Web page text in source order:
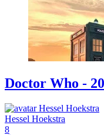
Doctor Who -
Hessel Hoekstra
8